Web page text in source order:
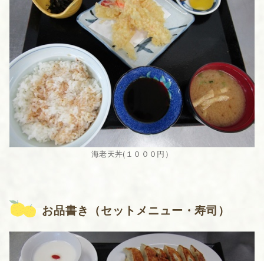
海老天丼(１０００円）
お品書き（セットメニュー・寿司）